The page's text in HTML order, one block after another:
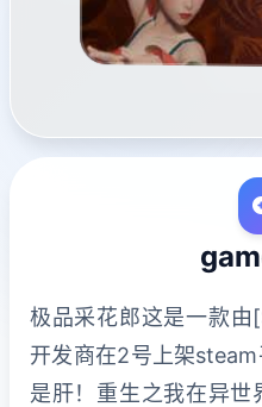
极品采花郎这是一款
开发商在2号上架
是肝！重生之我在异世